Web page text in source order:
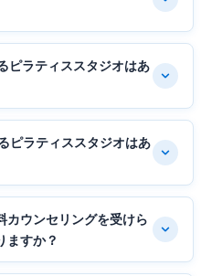
ピラティススタジオはあ
ピラティススタジオはあ
カウンセリングを受けら
ますか？